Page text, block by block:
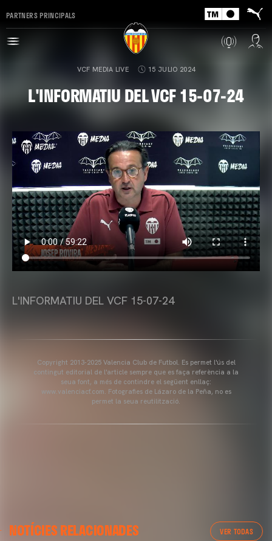
PARTNERS PRINCIPALS
VCF MEDIA LIVE 15 JULIO 2024
L'INFORMATIU DEL VCF 15-07-24
L'INFORMATIU DEL VCF 15-07-24
Copyright 2013-2025 Valencia Club de Futbol. Es permet l'ús del
contingut editorial de l'article sempre que es faça referència a la
seua font, a més de contindre el següent enllaç:
www.valenciacf.com. Fotografies de Lázaro de la Peña, no es
permet la seua reutilització.
NOTÍCIES RELACIONADES VER TODAS